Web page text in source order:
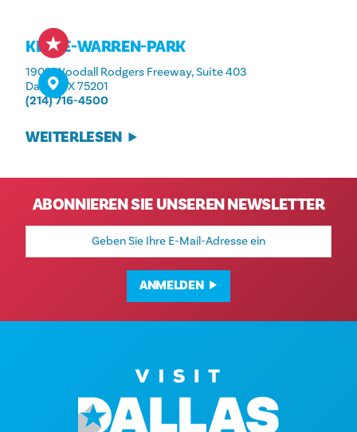
KLYDE-WARREN-PARK
1909 Woodall Rodgers Freeway, Suite 403
Dallas, TX 75201
(214) 716-4500
WEITERLESEN
ABONNIEREN SIE UNSEREN NEWSLETTER
E-
Adresse
ANMELDEN